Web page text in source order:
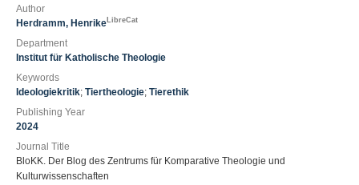
Author
Herdramm, Henrike LibreCat
Department
Institut für Katholische Theologie
Keywords
Ideologiekritik; Tiertheologie; Tierethik
Publishing Year
2024
Journal Title
BloKK. Der Blog des Zentrums für Komparative Theologie und
Kulturwissenschaften